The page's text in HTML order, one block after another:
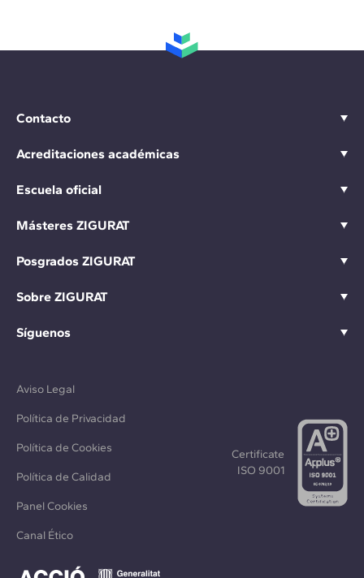
Contacto
Acreditaciones académicas
Escuela oficial
Másteres ZIGURAT
Posgrados ZIGURAT
Sobre ZIGURAT
Síguenos
Aviso Legal
Política de Privacidad
Política de Cookies
Política de Calidad
Panel Cookies
Canal Ético
Certificate
ISO 9001